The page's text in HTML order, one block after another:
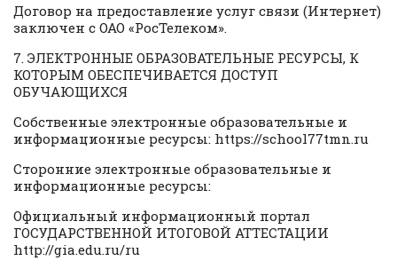
Договор на предоставление услуг связи (Интернет)
заключен с ОАО «РосТелеком».
7. ЭЛЕКТРОННЫЕ ОБРАЗОВАТЕЛЬНЫЕ РЕСУРСЫ, К
КОТОРЫМ ОБЕСПЕЧИВАЕТСЯ ДОСТУП
ОБУЧАЮЩИХСЯ
Собственные электронные образовательные и
информационные ресурсы: https://school77tmn.ru
Сторонние электронные образовательные и
информационные ресурсы:
Официальный информационный портал
ГОСУДАРСТВЕННОЙ ИТОГОВОЙ АТТЕСТАЦИИ
http://gia.edu.ru/ru